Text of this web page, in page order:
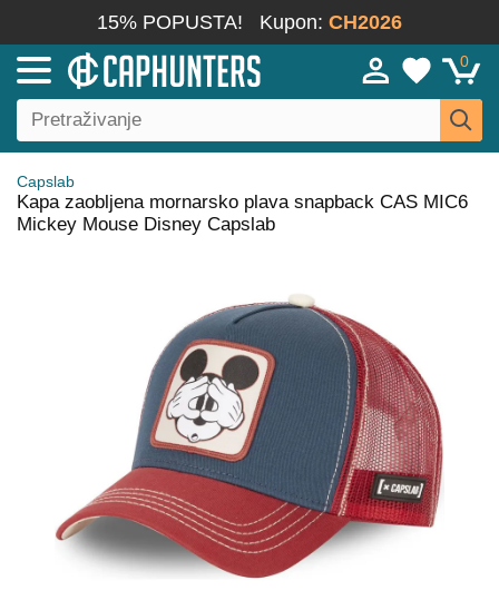
15% POPUSTA! Kupon: CH2026
0
Capslab
Kapa zaobljena mornarsko plava snapback CAS MIC6
Mickey Mouse Disney Capslab